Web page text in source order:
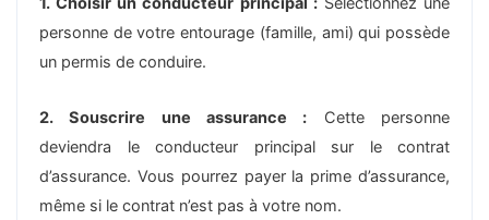
personne de votre entourage (famille, ami) qui possède
un permis de conduire.
2. Souscrire une assurance : Cette personne
deviendra le conducteur principal sur le contrat
d’assurance. Vous pourrez payer la prime d’assurance,
même si le contrat n’est pas à votre nom.